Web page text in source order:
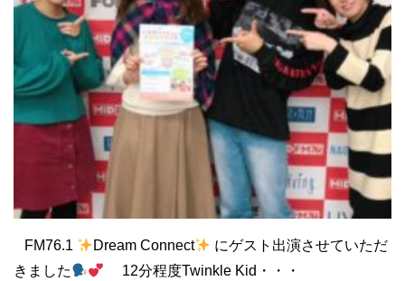
FM76.1 Dream Connect
にゲスト出演させていただ
きました
12分程度Twinkle Kid・・・